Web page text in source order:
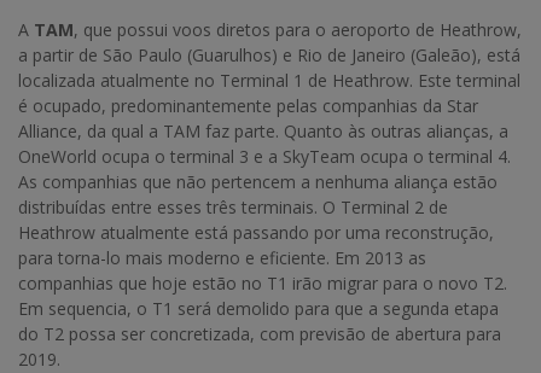
A TAM, que possui voos diretos para o aeroporto de Heathrow,
a partir de São Paulo (Guarulhos) e Rio de Janeiro (Galeão), está
localizada atualmente no Terminal 1 de Heathrow. Este terminal
é ocupado, predominantemente pelas companhias da Star
Alliance, da qual a TAM faz parte. Quanto às outras alianças, a
OneWorld ocupa o terminal 3 e a SkyTeam ocupa o terminal 4.
As companhias que não pertencem a nenhuma aliança estão
distribuídas entre esses três terminais. O Terminal 2 de
Heathrow atualmente está passando por uma reconstrução,
para torna-lo mais moderno e eficiente. Em 2013 as
companhias que hoje estão no T1 irão migrar para o novo T2.
Em sequencia, o T1 será demolido para que a segunda etapa
do T2 possa ser concretizada, com previsão de abertura para
2019.